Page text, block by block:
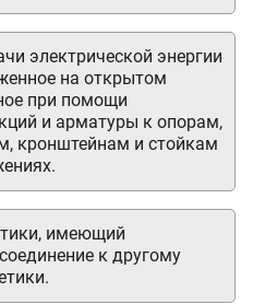
электрической энергии
на открытом
при помощи
и арматуры к опорам,
кронштейнам и стойкам
имеющий
к другому